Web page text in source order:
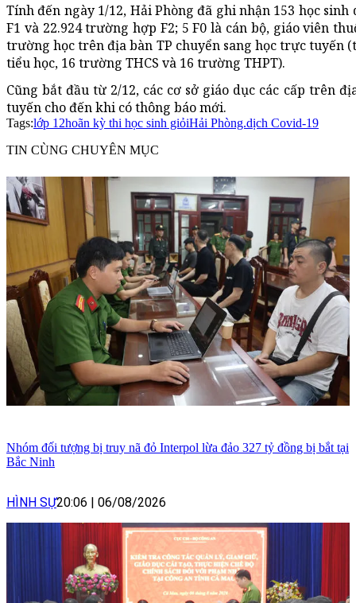
Tính đến ngày 1/12, Hải Phòng đã ghi nhận 153 học
F1 và 22.924 trường hợp F2; 5 F0 là cán bộ, giáo viên
trường học trên địa bàn TP chuyển sang học trực tuyến
tiểu học, 16 trường THCS và 16 trường THPT).
Cũng bắt đầu từ 2/12, các cơ sở giáo dục các cấp trên
tuyến cho đến khi có thông báo mới.
Tags:lớp 12hoãn kỳ thi học sinh giỏiHải Phòng.dịch Covid-19
TIN CÙNG CHUYÊN MỤC
Nhóm đối tượng bị truy nã đỏ Interpol lừa đảo 327 tỷ đồng bị bắt tại
Bắc Ninh
HÌNH SỰ20:06 | 06/08/2026